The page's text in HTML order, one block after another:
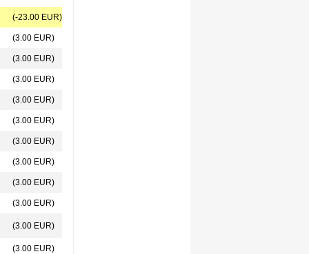
(-23.00 EUR)
(3.00 EUR)
(3.00 EUR)
(3.00 EUR)
(3.00 EUR)
(3.00 EUR)
(3.00 EUR)
(3.00 EUR)
(3.00 EUR)
(3.00 EUR)
(3.00 EUR)
(3.00 EUR)